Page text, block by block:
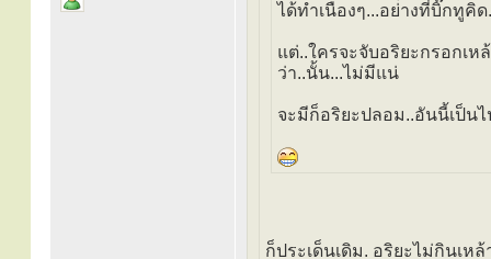
ได้ทำเนืองๆ...อย่างที่บิ๊กทูคิ
แต่..ใครจะจับอริยะกรอกเห
ว่า..นั้น...ไม่มีแน่
จะมีก็อริยะปลอม..อันนี้เป็นไ
ก็ประเด็นเดิม. อริยะไม่กินเหล้